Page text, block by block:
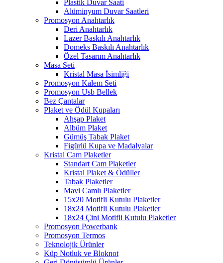
Plastik Duvar Saati
Alüminyum Duvar Saatleri
Promosyon Anahtarlık
Deri Anahtarlık
Lazer Baskılı Anahtarlık
Domeks Baskılı Anahtarlık
Özel Tasarım Anahtarlık
Masa Seti
Kristal Masa İsimliği
Promosyon Kalem Seti
Promosyon Usb Bellek
Bez Çantalar
Plaket ve Ödül Kupaları
Ahşap Plaket
Albüm Plaket
Gümüş Tabak Plaket
Figürlü Kupa ve Madalyalar
Kristal Cam Plaketler
Standart Cam Plaketler
Kristal Plaket & Ödüller
Tabak Plaketler
Mavi Camlı Plaketler
15x20 Motifli Kutulu Plaketler
18x24 Motifli Kutulu Plaketler
18x24 Çini Motifli Kutulu Plaketler
Promosyon Powerbank
Promosyon Termos
Teknolojik Ürünler
Küp Notluk ve Bloknot